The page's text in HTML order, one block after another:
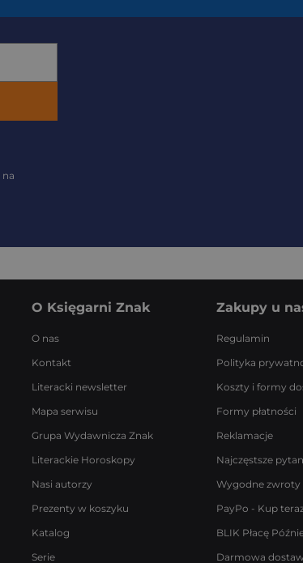
na
O Księgarni Znak
O nas
Kontakt
Literacki newsletter
Mapa serwisu
Grupa Wydawnicza Znak
Literackie Horoskopy
Nasi autorzy
Prezenty w koszyku
Katalog
Serie
Zakupy u
Regulamin
Polityka
Koszty i formy
Formy płatności
Reklamacje
Najczęstsze
Wygodne zwroty
PayPo - Kup
BLIK Płacę
Darmowa